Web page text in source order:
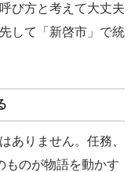
び方と考えて大丈夫
して「新啓市」で統
ありません。任務、
ものが物語を動かす